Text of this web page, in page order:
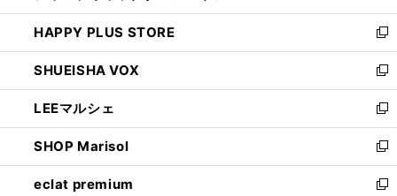
ン
ド
ウ
で
開
く
ウ
ィ
ン
ド
ウ
で
開
く
し
い
ウ
ィ
ン
ド
ウ
で
開
く
HAPPY PLUS STORE
新
し
い
ウ
ィ
ン
ド
ウ
で
SHUEISHA VOX
新
し
い
ウ
ィ
ン
ド
LEEマルシェ
新
し
い
ウ
ィ
SHOP Marisol
新
し
い
eclat premium
新